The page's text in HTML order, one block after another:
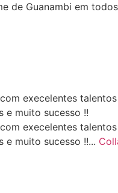
de Guanambi em
execelentes
e muito sucesso !!
execelentes
e muito sucesso !!...